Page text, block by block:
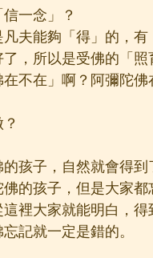
一念」？
夫能夠「得」的，
，所以是受佛的「
不在」啊？阿彌陀
孩子，自然就會得
的孩子，但是大家
裡大家就能明白，
記就一定是錯的。